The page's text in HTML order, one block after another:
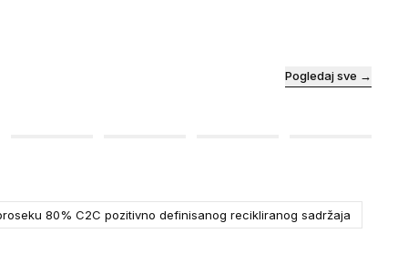
Pogledaj sve →
80% C2C pozitivno definisanog recikliranog sadržaja